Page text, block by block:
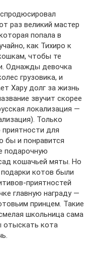
раз великий мастер
попала в
как Тихиро к
чтобы те
Однажды девочка
грузовика, и
Хару долг за жизнь
звучит скорее
локализация —
Только
для
бы и понравится
подарочную
кошачьей мяты. Но
котов были
приятностей
главную награду —
принцем. Такие
школьница сама
отыскать кота